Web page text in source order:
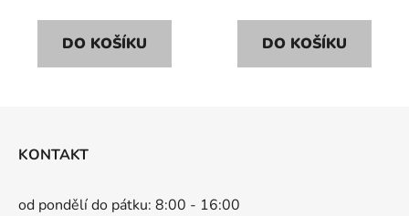
DO KOŠÍKU DO KOŠÍKU
KONTAKT
od pondělí do pátku: 8:00 - 16:00